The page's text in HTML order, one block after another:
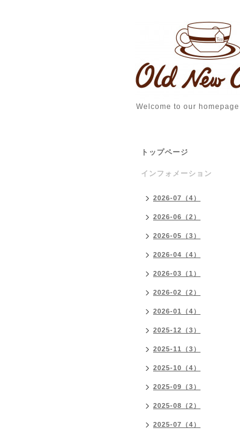
Welcome to our homepage
トップページ
インフォメーション
2026-07（4）
2026-06（2）
2026-05（3）
2026-04（4）
2026-03（1）
2026-02（2）
2026-01（4）
2025-12（3）
2025-11（3）
2025-10（4）
2025-09（3）
2025-08（2）
2025-07（4）